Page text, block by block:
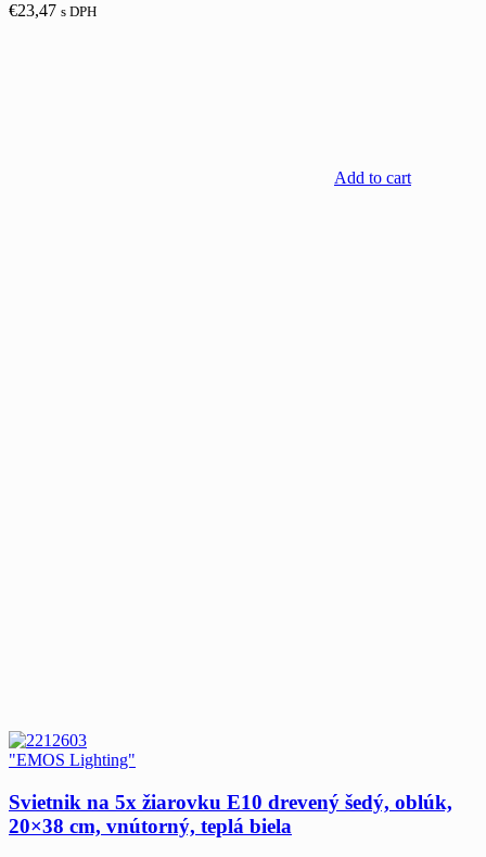
€23,47 s DPH
Add to cart
"EMOS Lighting"
Svietnik na 5x žiarovku E10 drevený šedý, oblúk,
20×38 cm, vnútorný, teplá biela